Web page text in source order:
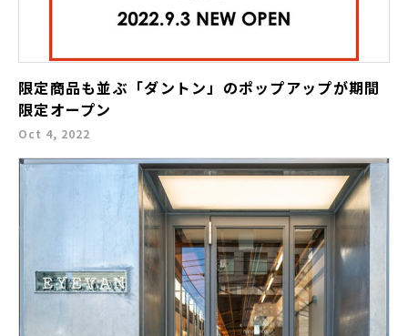
限定商品も並ぶ「ダントン」のポップアップが期間
限定オープン
Oct 4, 2022